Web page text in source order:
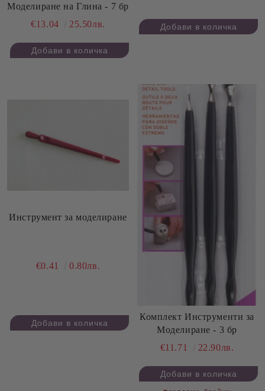
Моделиране на Глина - 7 бр
€13.04
25.50лв.
Инструмент за моделиране
€0.41 0.80лв.
Комплект Инструменти за
Моделиране - 3 бр
€11.71
22.90лв.